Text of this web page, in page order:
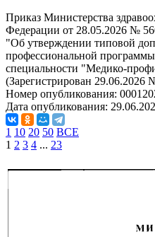
Приказ Министерства
Федерации от 28.05.2026 №
"Об утверждении типовой
профессиональной
специальности "Медико-
(Зарегистрирован 29.06.2026
Номер опубликования:
Дата опубликования:
1 10 20 50 ВСЕ
1 2 3 4 ... 23